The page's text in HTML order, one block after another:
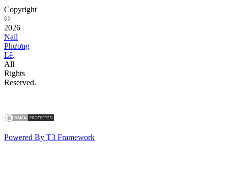
Copyright
©
2026
Nail
Phương
Lê.
All
Rights
Reserved.
Powered By T3 Framework